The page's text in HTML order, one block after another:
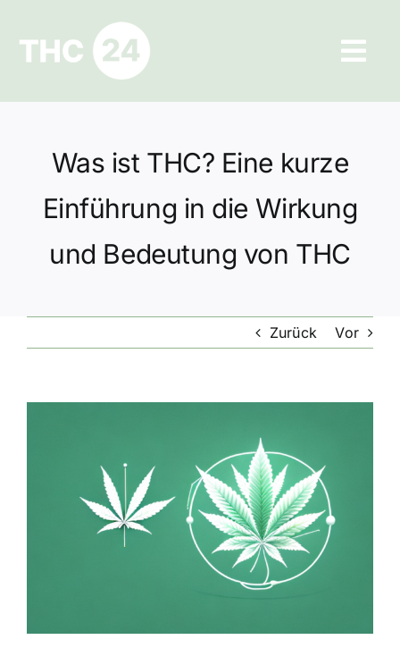
springen
Ratgeber
Hilfe und Kontakt
Datenschutz
Was ist THC? Eine kurze
Einführung in die Wirkung
und Bedeutung von THC
Zurück Vor